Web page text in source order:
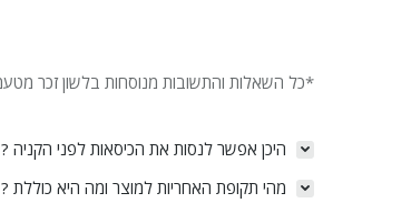
*כל השאלות והתשובות מנוסחות בלשון זכר
היכן אפשר לנסות את הכיסאות לפני הקניה ?
מהי תקופת האחריות למוצר ומה היא כוללת ?